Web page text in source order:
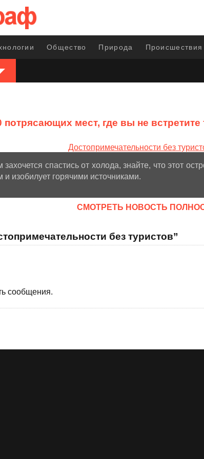
Общество Природа Происшествия
потрясающих мест, где вы не встретите
захочется спастись от холода, знайте, что этот
и изобилует горячими источниками.
CМОТРЕТЬ НОВОСТЬ
без туристов”
сообщения.